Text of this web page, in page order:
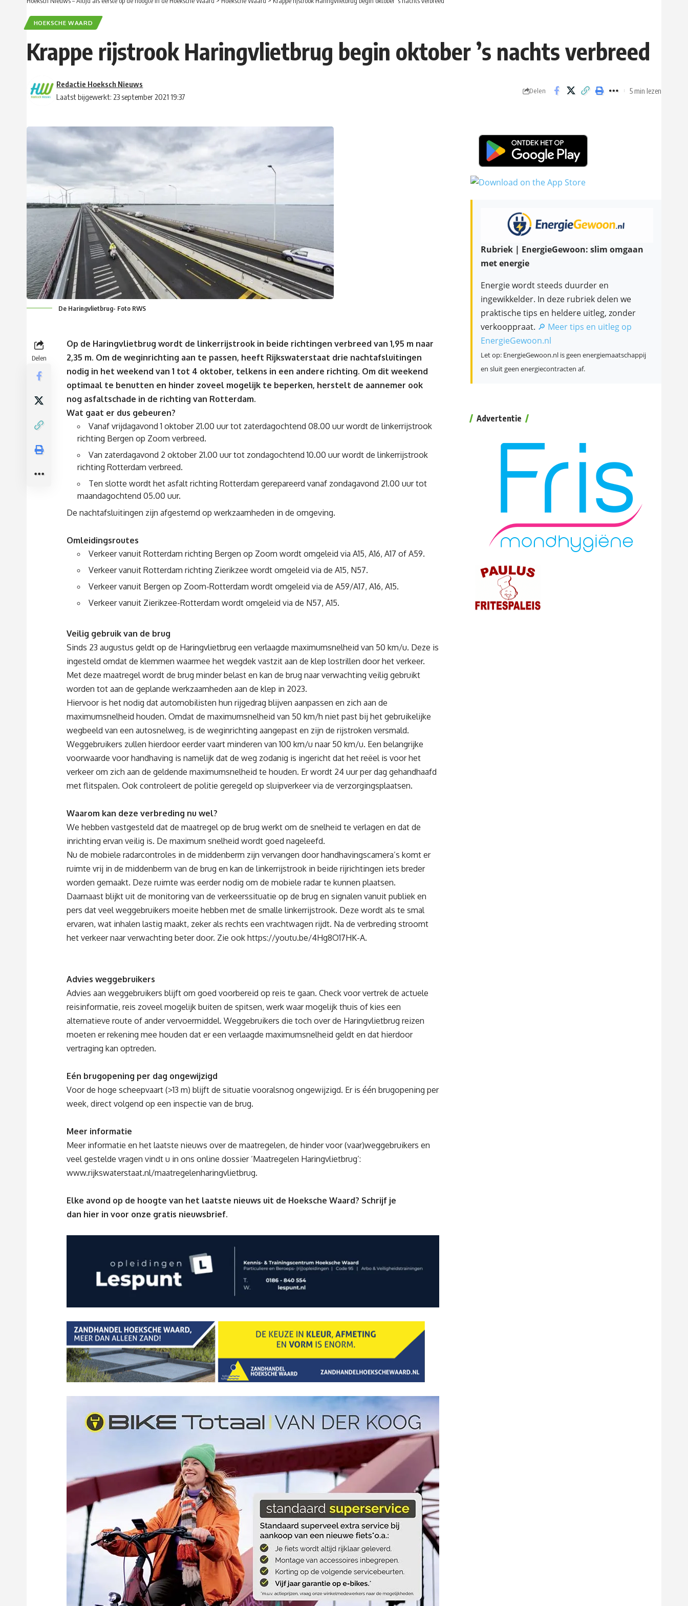
HOEKSCHE WAARD
Krappe rijstrook Haringvlietbrug begin oktober ’s nachts verbreed
Laatst bijgewerkt: 23 september 2021 19:37
Redactie Hoeksch Nieuws
Delen 5 min lezen
De Haringvlietbrug- Foto RWS
Delen
Op de Haringvlietbrug wordt de linkerrijstrook in beide richtingen verbreed van 1,95 m naar
2,35 m. Om de weginrichting aan te passen, heeft Rijkswaterstaat drie nachtafsluitingen
nodig in het weekend van 1 tot 4 oktober, telkens in een andere richting. Om dit weekend
optimaal te benutten en hinder zoveel mogelijk te beperken, herstelt de aannemer ook
nog asfaltschade in de richting van Rotterdam.
Wat gaat er dus gebeuren?
Vanaf vrijdagavond 1 oktober 21.00 uur tot zaterdagochtend 08.00 uur wordt de linkerrijstrook
richting Bergen op Zoom verbreed.
Van zaterdagavond 2 oktober 21.00 uur tot zondagochtend 10.00 uur wordt de linkerrijstrook
richting Rotterdam verbreed.
Ten slotte wordt het asfalt richting Rotterdam gerepareerd vanaf zondagavond 21.00 uur tot
maandagochtend 05.00 uur.
De nachtafsluitingen zijn afgestemd op werkzaamheden in de omgeving.
Omleidingsroutes
Verkeer vanuit Rotterdam richting Bergen op Zoom wordt omgeleid via A15, A16, A17 of A59.
Verkeer vanuit Rotterdam richting Zierikzee wordt omgeleid via de A15, N57.
Verkeer vanuit Bergen op Zoom-Rotterdam wordt omgeleid via de A59/A17, A16, A15.
Verkeer vanuit Zierikzee-Rotterdam wordt omgeleid via de N57, A15.
Veilig gebruik van de brug
Sinds 23 augustus geldt op de Haringvlietbrug een verlaagde maximumsnelheid van 50 km/u. Deze is
ingesteld omdat de klemmen waarmee het wegdek vastzit aan de klep lostrillen door het verkeer.
Met deze maatregel wordt de brug minder belast en kan de brug naar verwachting veilig gebruikt
worden tot aan de geplande werkzaamheden aan de klep in 2023.
Hiervoor is het nodig dat automobilisten hun rijgedrag blijven aanpassen en zich aan de
maximumsnelheid houden. Omdat de maximumsnelheid van 50 km/h niet past bij het gebruikelijke
wegbeeld van een autosnelweg, is de weginrichting aangepast en zijn de rijstroken versmald.
Weggebruikers zullen hierdoor eerder vaart minderen van 100 km/u naar 50 km/u. Een belangrijke
voorwaarde voor handhaving is namelijk dat de weg zodanig is ingericht dat het reëel is voor het
verkeer om zich aan de geldende maximumsnelheid te houden. Er wordt 24 uur per dag gehandhaafd
met flitspalen. Ook controleert de politie geregeld op sluipverkeer via de verzorgingsplaatsen.
Waarom kan deze verbreding nu wel?
We hebben vastgesteld dat de maatregel op de brug werkt om de snelheid te verlagen en dat de
inrichting ervan veilig is. De maximum snelheid wordt goed nageleefd.
Nu de mobiele radarcontroles in de middenberm zijn vervangen door handhavingscamera’s komt er
ruimte vrij in de middenberm van de brug en kan de linkerrijstrook in beide rijrichtingen iets breder
worden gemaakt. Deze ruimte was eerder nodig om de mobiele radar te kunnen plaatsen.
Daarnaast blijkt uit de monitoring van de verkeerssituatie op de brug en signalen vanuit publiek en
pers dat veel weggebruikers moeite hebben met de smalle linkerrijstrook. Deze wordt als te smal
ervaren, wat inhalen lastig maakt, zeker als rechts een vrachtwagen rijdt. Na de verbreding stroomt
het verkeer naar verwachting beter door. Zie ook https://youtu.be/4Hg8O17HK-A.
Advies weggebruikers
Advies aan weggebruikers blijft om goed voorbereid op reis te gaan. Check voor vertrek de actuele
reisinformatie, reis zoveel mogelijk buiten de spitsen, werk waar mogelijk thuis of kies een
alternatieve route of ander vervoermiddel. Weggebruikers die toch over de Haringvlietbrug reizen
moeten er rekening mee houden dat er een verlaagde maximumsnelheid geldt en dat hierdoor
vertraging kan optreden.
Eén brugopening per dag ongewijzigd
Voor de hoge scheepvaart (>13 m) blijft de situatie vooralsnog ongewijzigd. Er is één brugopening per
week, direct volgend op een inspectie van de brug.
Meer informatie
Meer informatie en het laatste nieuws over de maatregelen, de hinder voor (vaar)weggebruikers en
veel gestelde vragen vindt u in ons online dossier ‘Maatregelen Haringvlietbrug’:
www.rijkswaterstaat.nl/maatregelenharingvlietbrug.
Elke avond op de hoogte van het laatste nieuws uit de Hoeksche Waard? Schrijf je
dan hier in voor onze gratis nieuwsbrief.
Rubriek | EnergieGewoon: slim omgaan
met energie
Energie wordt steeds duurder en
ingewikkelder. In deze rubriek delen we
praktische tips en heldere uitleg, zonder
verkooppraat. 🔎 Meer tips en uitleg op
EnergieGewoon.nl
Let op: EnergieGewoon.nl is geen energiemaatschappij
en sluit geen energiecontracten af.
Advertentie